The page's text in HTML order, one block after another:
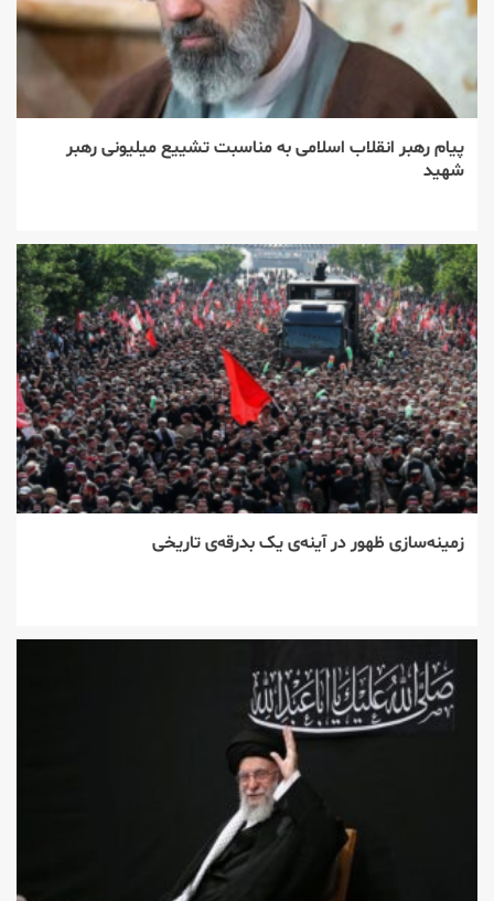
پیام رهبر انقلاب اسلامی به مناسبت تشییع میلیونی رهبر
شهید
زمینه‌سازی ظهور در آینه‌ی یک بدرقه‌ی تاریخی